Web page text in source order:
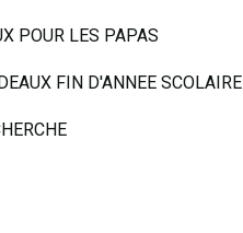
POUR LES PAPAS
FIN D'ANNEE SCOLAIRE